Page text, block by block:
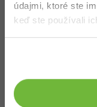
údajmi, ktoré ste
keď ste používali
automatické e-
múdre písanie a
pripomenutie k
vyhľadávanie a
podrobnosti o
písanie a